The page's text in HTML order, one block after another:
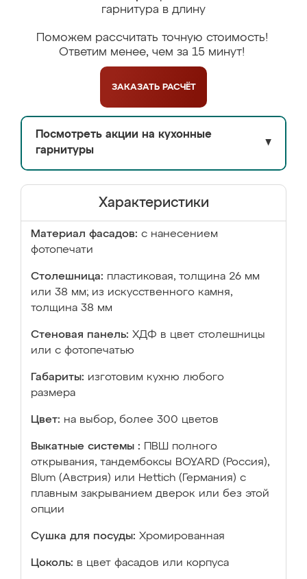
гарнитура в длину
Поможем рассчитать точную стоимость!
Ответим менее, чем за 15 минут!
ЗАКАЗАТЬ РАСЧЁТ
Посмотреть акции на кухонные
гарнитуры
▼
Характеристики
Материал фасадов: с нанесением
фотопечати
Столешница: пластиковая, толщина 26 мм
или 38 мм; из искусственного камня,
толщина 38 мм
Стеновая панель: ХДФ в цвет столешницы
или с фотопечатью
Габариты: изготовим кухню любого
размера
Цвет: на выбор, более 300 цветов
Выкатные системы :
ПВШ полного
открывания, тандембоксы BOYARD (Россия),
Blum (Австрия) или Hettich (Германия) с
плавным закрыванием дверок или без этой
опции
Сушка для посуды: Хромированная
Цоколь: в цвет фасадов или корпуса